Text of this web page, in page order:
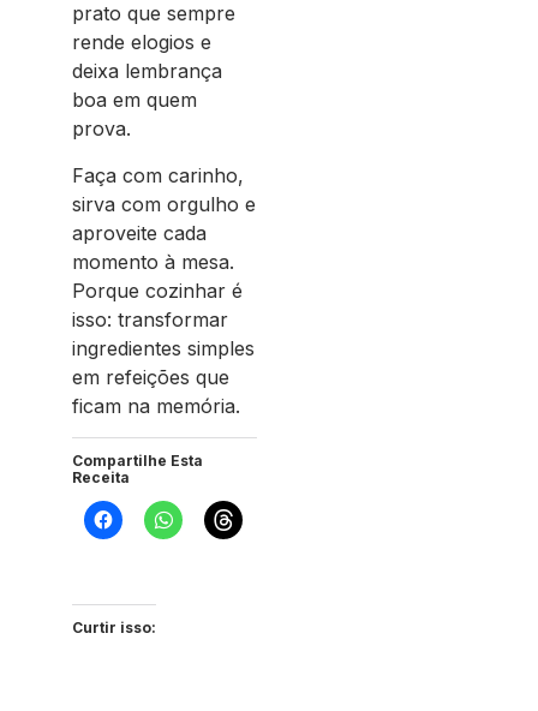
prato que sempre
rende elogios e
deixa lembrança
boa em quem
prova.
Faça com carinho,
sirva com orgulho e
aproveite cada
momento à mesa.
Porque cozinhar é
isso: transformar
ingredientes simples
em refeições que
ficam na memória.
Compartilhe Esta
Receita
Curtir isso: